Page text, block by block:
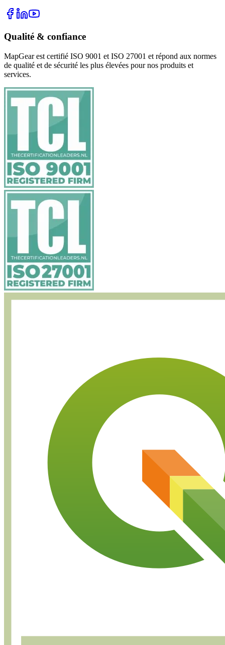
Qualité & confiance
MapGear est certifié ISO 9001 et ISO 27001 et répond aux normes
de qualité et de sécurité les plus élevées pour nos produits et
services.